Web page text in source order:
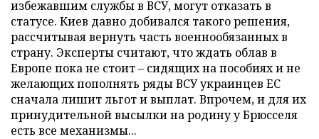
избежавшим службы в ВСУ, могут отказать в
статусе. Киев давно добивался такого решения,
рассчитывая вернуть часть военнообязанных в
страну. Эксперты считают, что ждать облав в
Европе пока не стоит – сидящих на пособиях и не
желающих пополнять ряды ВСУ украинцев ЕС
сначала лишит льгот и выплат. Впрочем, и для их
принудительной высылки на родину у Брюсселя
есть все механизмы...